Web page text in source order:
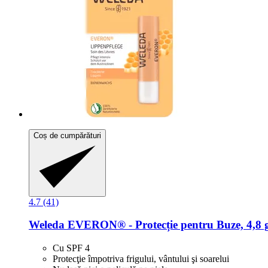
Coș de cumpărături
4.7 (41)
Weleda EVERON® -​ Protecție pentru Buze, 4,8
Cu SPF 4
Protecţie împotriva frigului, vântului şi soarelui